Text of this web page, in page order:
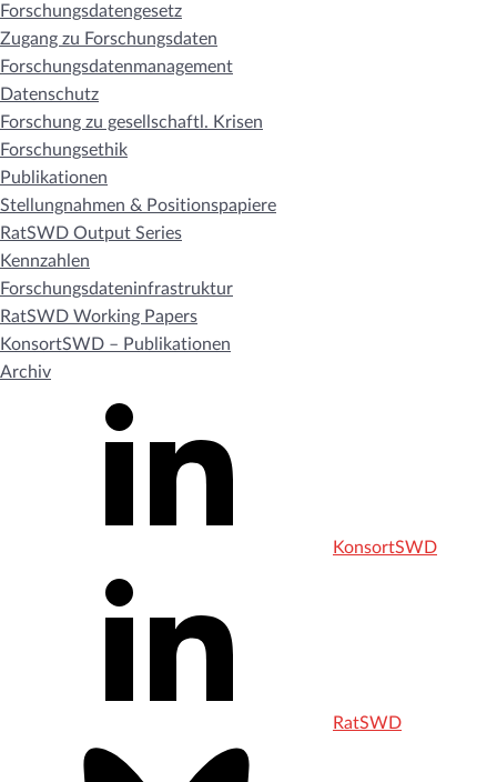
Forschungsdatengesetz
Zugang zu Forschungsdaten
Forschungsdatenmanagement
Datenschutz
Forschung zu gesellschaftl. Krisen
Forschungsethik
Publikationen
Stellungnahmen & Positionspapiere
RatSWD Output Series
Kennzahlen
Forschungsdateninfrastruktur
RatSWD Working Papers
KonsortSWD – Publikationen
Archiv
KonsortSWD
RatSWD